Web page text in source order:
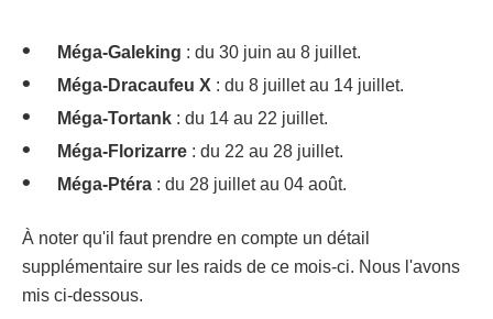
Méga-Galeking : du 30 juin au 8 juillet.
Méga-Dracaufeu X : du 8 juillet au 14 juillet.
Méga-Tortank : du 14 au 22 juillet.
Méga-Florizarre : du 22 au 28 juillet.
Méga-Ptéra : du 28 juillet au 04 août.
À noter qu'il faut prendre en compte un détail
supplémentaire sur les raids de ce mois-ci. Nous l'avons
mis ci-dessous.